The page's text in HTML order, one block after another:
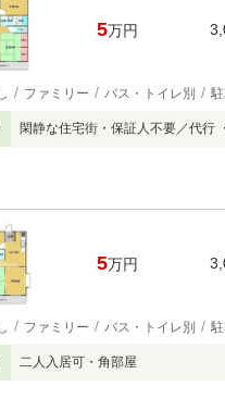
5万円
ファミリー バス・トイレ別
閑静な住宅街・保証人不要／代行
5万円
ファミリー バス・トイレ別
二人入居可・角部屋